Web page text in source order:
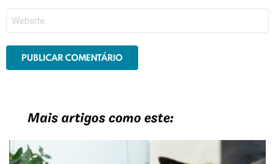
Mais artigos como este: